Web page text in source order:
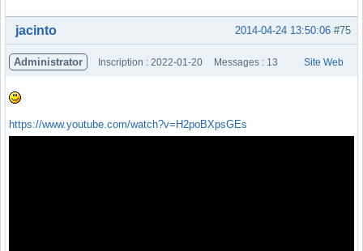
Hors ligne #75
2014-04-24 13:50:06
jacinto
Administrator Inscription : 2022-01-20 Messages : 13 Site Web
https://www.youtube.com/watch?v=H2poBXpsGEs